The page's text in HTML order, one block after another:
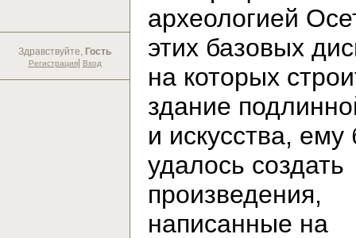
Здравствуйте, Гость
Регистрация| Вход
археологией
этих базовых
на которых
здание
и искусства,
удалось создать
произведения,
написанные на